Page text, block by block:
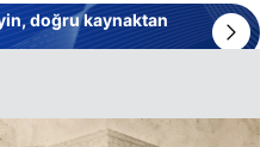
doğru kaynaktan